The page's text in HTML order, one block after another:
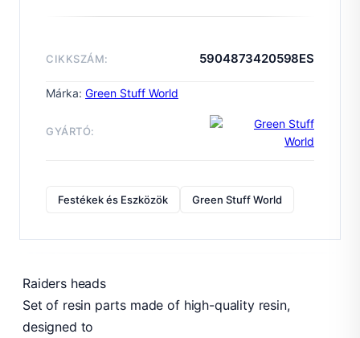
CIKKSZÁM: 5904873420598ES
Márka: Green Stuff World
GYÁRTÓ:
Festékek és Eszközök Green Stuff World
Raiders heads
Set of resin parts made of high-quality resin,
designed to